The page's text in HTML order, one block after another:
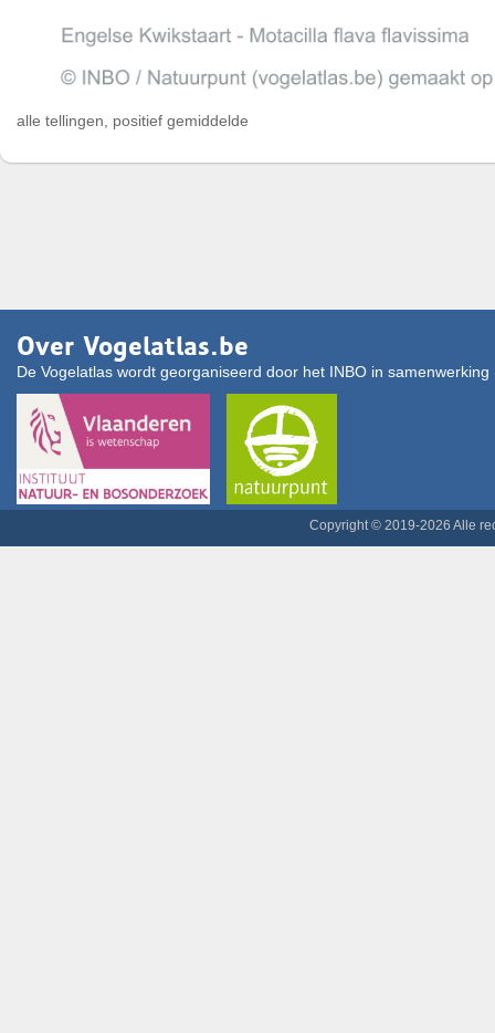
alle tellingen, positief gemiddelde
Over Vogelatlas.be
De Vogelatlas wordt georganiseerd door het INBO in
Copyright © 2019-2026 Alle